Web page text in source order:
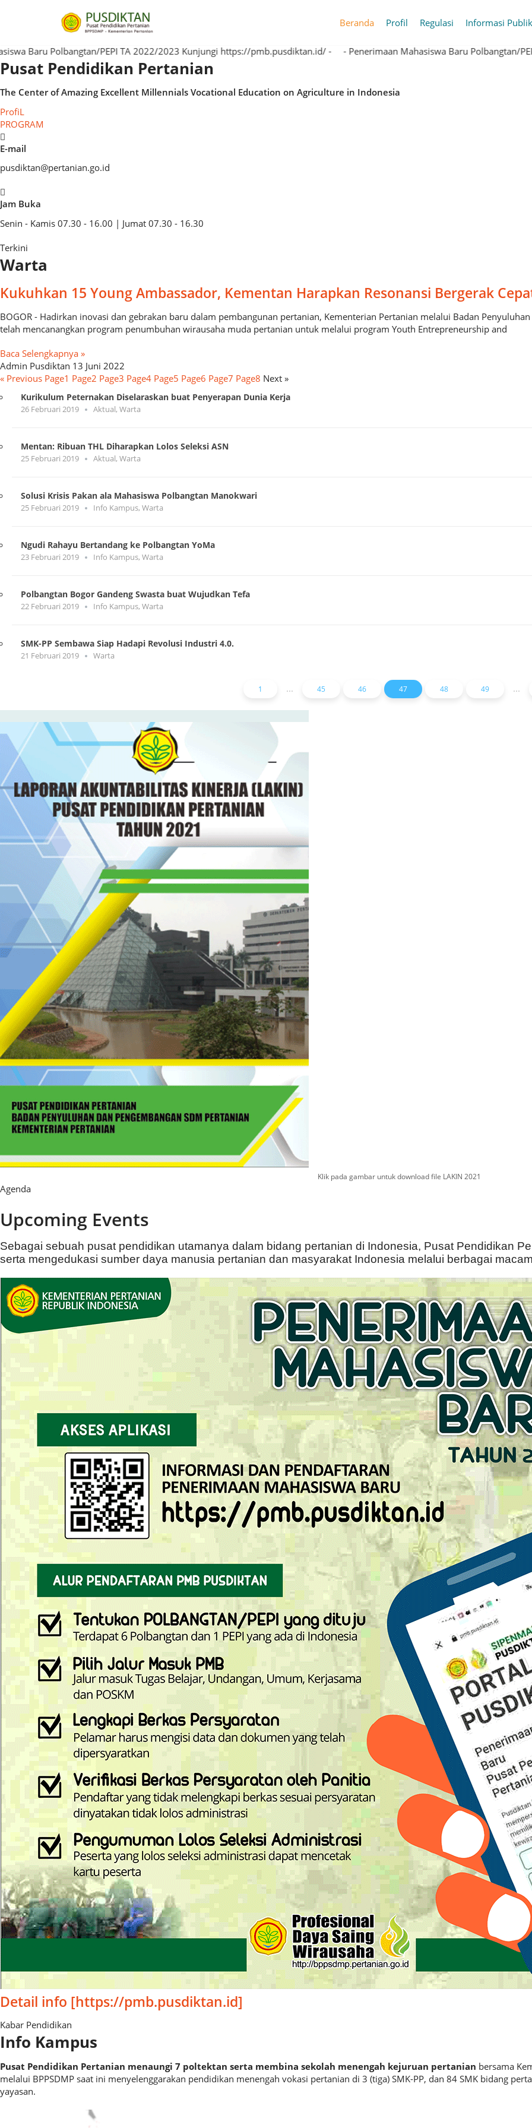
Beranda Profil Regulasi Informasi Publik
- Penerimaan Mahasiswa Baru Polbangtan/PEPI TA 2022/2023 Kunjungi https://pmb.pusdiktan.id/ -
Pusat Pendidikan Pertanian
The Center of Amazing Excellent Millennials
Vocational Education on Agriculture in Indonesia
ProfiL
PROGRAM
E-mail
pusdiktan@pertanian.go.id
Jam Buka
Senin - Kamis 07.30 - 16.00 | Jumat 07.30 - 16.30
Terkini
Warta
Kukuhkan 15 Young Ambassador, Kementan Harapkan Resonansi Bergerak
BOGOR - Hadirkan inovasi dan gebrakan baru dalam pembangunan pertanian, Kementerian Pertanian melalui Badan
telah mencanangkan program penumbuhan wirausaha muda pertanian untuk melalui program Youth Entrepreneurship and
Baca Selengkapnya »
Admin Pusdiktan 13 Juni 2022
« Previous Page1 Page2 Page3 Page4 Page5 Page6 Page7 Page8 Next »
Kurikulum Peternakan Diselaraskan buat Penyerapan Dunia Kerja
26 Februari 2019 Aktual, Warta
Mentan: Ribuan THL Diharapkan Lolos Seleksi ASN
25 Februari 2019 Aktual, Warta
Solusi Krisis Pakan ala Mahasiswa Polbangtan Manokwari
25 Februari 2019 Info Kampus, Warta
Ngudi Rahayu Bertandang ke Polbangtan YoMa
23 Februari 2019 Info Kampus, Warta
Polbangtan Bogor Gandeng Swasta buat Wujudkan Tefa
22 Februari 2019 Info Kampus, Warta
SMK-PP Sembawa Siap Hadapi Revolusi Industri 4.0.
21 Februari 2019 Warta
1 ... 45 46 47 48 49 ...
Klik pada gambar untuk download file LAKIN 2021
Agenda
Upcoming Events
Sebagai sebuah pusat pendidikan utamanya dalam bidang pertanian di Indonesia, Pusat Pendidikan
serta mengedukasi sumber daya manusia pertanian dan masyarakat Indonesia melalui berbagai
Detail info [https://pmb.pusdiktan.id]
Kabar Pendidikan
Info Kampus​
Pusat Pendidikan Pertanian menaungi 7 poltektan serta membina sekolah menengah kejuruan pertanian bersama
melalui BPPSDMP saat ini menyelenggarakan pendidikan menengah vokasi pertanian di 3 (tiga) SMK-PP, dan 84 SMK bidang
yayasan.